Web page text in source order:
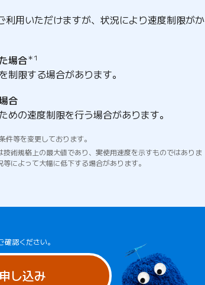
用いただけますが、状況により速度制限がか
場合＊1
限する場合があります。
合
の速度制限を行う場合があります。
等を変更しております。
術規格上の最大値であり、実使用速度を示すものではありま
によって大幅に低下する場合があります。
確認ください。
し込み